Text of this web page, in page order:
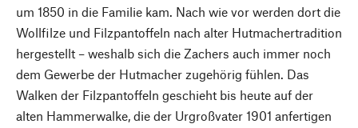
um 1850 in die Familie kam. Nach wie vor werden dort die
Wollfilze und Filzpantoffeln nach alter Hutmachertradition
hergestellt – weshalb sich die Zachers auch immer noch
dem Gewerbe der Hutmacher zugehörig fühlen. Das
Walken der Filzpantoffeln geschieht bis heute auf der
alten Hammerwalke, die der Urgroßvater 1901 anfertigen